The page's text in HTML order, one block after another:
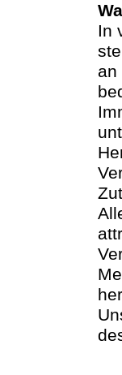
In
an